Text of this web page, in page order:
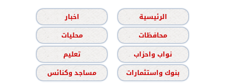
الرئيسية
اخبار
محافظات
محليات
نواب واحزاب
تعليم
بنوك واستثمارات
مساجد وكنائس